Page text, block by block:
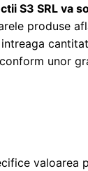
S3 SRL va
produse
unor
valoarea